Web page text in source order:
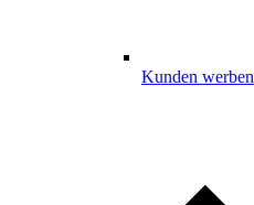
Kunden werben